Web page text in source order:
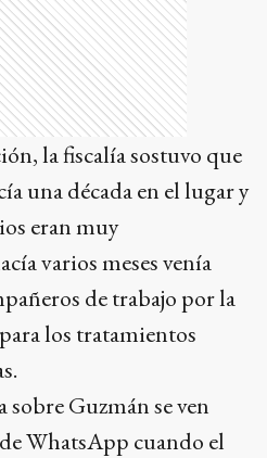
la fiscalía sostuvo que
una década en el lugar y
eran muy
varios meses venía
de trabajo por la
los tratamientos
sobre Guzmán se ven
WhatsApp cuando el